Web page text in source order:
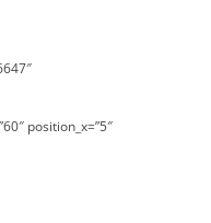
position_x=”5″